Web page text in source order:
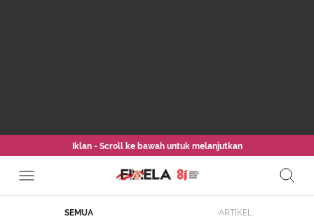
Iklan - Scroll ke bawah untuk melanjutkan
SEMUA ARTIKEL